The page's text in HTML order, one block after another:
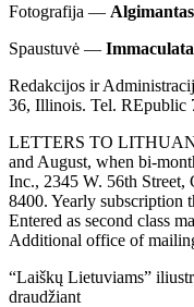
Fotografija —
Spaustuvė —
Redakcijos ir
36, Illinois. Tel. REpublic
LETTERS TO
and August, when bi-
Inc., 2345 W. 56th
8400. Yearly subscription
Entered as second class
Additional office of
“Laiškų Lietuviams”
draudžiant